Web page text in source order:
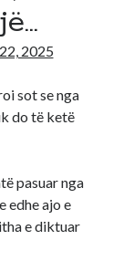
2025
sot se nga
do të ketë
pasuar nga
edhe ajo e
e diktuar